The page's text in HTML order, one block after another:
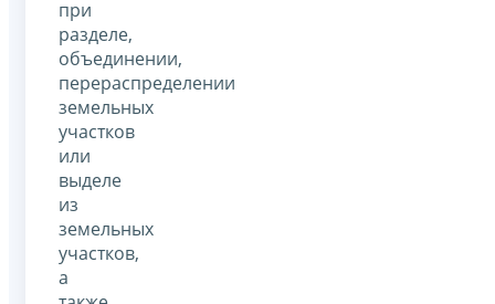
при
разделе,
объединении,
перераспределении
земельных
участков
или
выделе
из
земельных
участков,
а